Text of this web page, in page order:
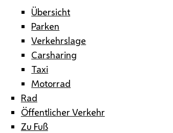
Übersicht
Parken
Verkehrslage
Carsharing
Taxi
Motorrad
Rad
Öffentlicher Verkehr
Zu Fuß